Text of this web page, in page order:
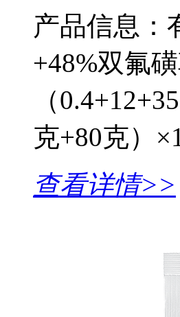
产品信息：
+48%双氟
（
克+80克）
查看详情>>